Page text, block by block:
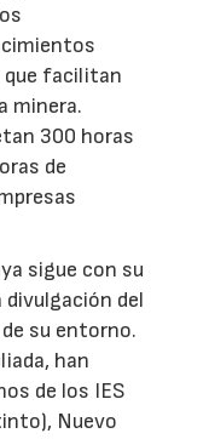
que facilitan
minera.
300 horas
de
sigue con su
del
su entorno.
han
de los IES
Nuevo